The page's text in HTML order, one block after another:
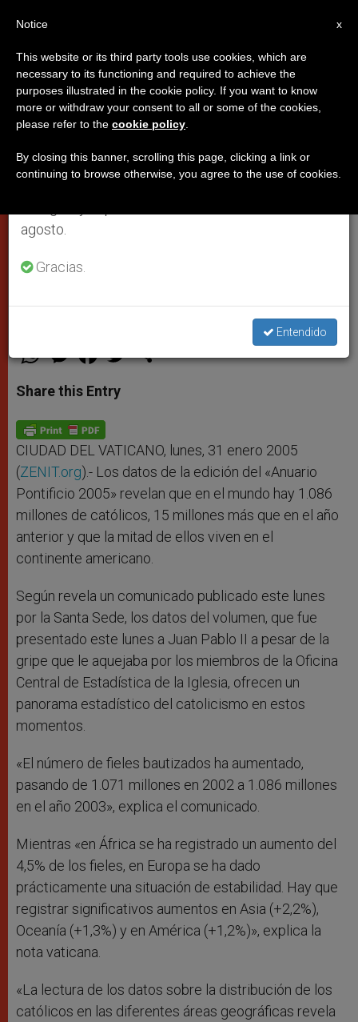
Aumenta el número de los
católicos: 1.086 millones en el
mundo, la mitad en América
Crece el número de sacerdotes
religiosos
CIUDAD DEL
h
t
s
p
p
e
s
e
g
e
r
a
e
b
o
k
w h
Share this Entry
CIUDAD DEL VATICANO, lunes, 31 enero 2005
(ZENIT.org).- Los datos de la edición del «Anuario
Pontificio 2005» revelan que en el mundo hay 1.086
millones de católicos, 15 millones más que en el año
anterior y que la mitad de ellos viven en el
continente americano.
Según revela un comunicado publicado este lunes
por la Santa Sede, los datos del volumen, que fue
presentado este lunes a Juan Pablo II a pesar de la
gripe que le aquejaba por los miembros de la Oficina
Central de Estadística de la Iglesia, ofrecen un
panorama estadístico del catolicismo en estos
momentos.
«El número de fieles bautizados ha aumentado,
pasando de 1.071 millones en 2002 a 1.086 millones
en el año 2003», explica el comunicado.
Mientras «en África se ha registrado un aumento del
4,5% de los fieles, en Europa se ha dado
prácticamente una situación de estabilidad. Hay que
registrar significativos aumentos en Asia (+2,2%),
Oceanía (+1,3%) y en América (+1,2%)», explica la
nota vaticana.
«La lectura de los datos sobre la distribución de los
católicos en las diferentes áreas geográficas revela
×
Aviso importante
Del 27 de julio al 7 de agosto haremos la pausa
anual, aprovechando que en el periodo de verano
se generan menos informaciones y también el
agosto.
Gracias.
Entendido
x
Notice
This website or its third party tools use cookies, which are
necessary to its functioning and required to achieve the
purposes illustrated in the cookie policy. If you want to know
more or withdraw your consent to all or some of the cookies,
please refer to the cookie policy
By closing this banner, scrolling this page, clicking a link or
continuing to browse otherwise, you agree to the use of cookies.